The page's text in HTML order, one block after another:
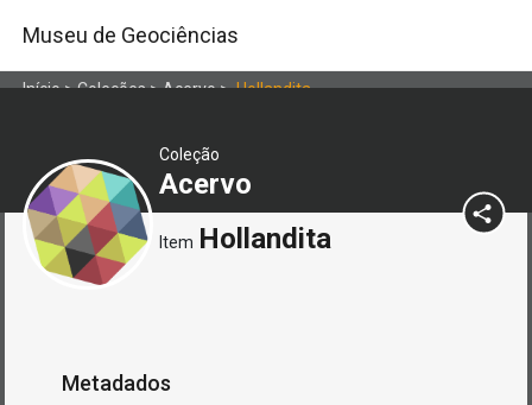
Museu de Geociências
Início>Coleções>Acervo>Hollandita
Coleção
Acervo
Item Hollandita
Metadados